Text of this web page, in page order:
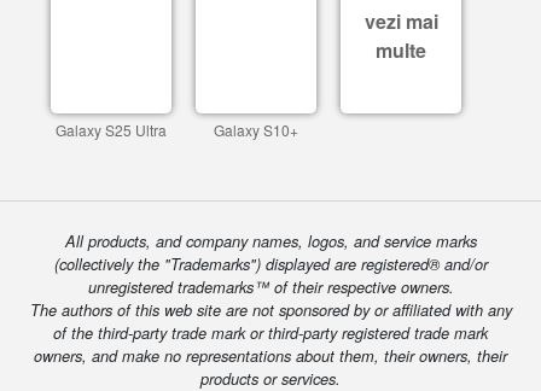
Galaxy S25 Ultra Galaxy S10+
vezi mai
multe
All products, and company names, logos, and service marks
(collectively the "Trademarks") displayed are registered® and/or
unregistered trademarks™ of their respective owners.
The authors of this web site are not sponsored by or affiliated with any
of the third-party trade mark or third-party registered trade mark
owners, and make no representations about them, their owners, their
products or services.